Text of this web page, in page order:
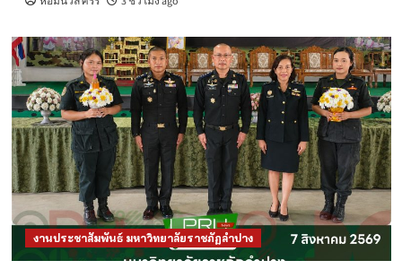
งานประชาสัมพันธ์ มหาวิทยาลัยราชภัฏลำปาง